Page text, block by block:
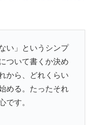
い」というシンプ
ついて書くか決め
から、どれくらい
める。たったそれ
です。